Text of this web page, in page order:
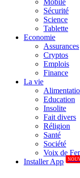
Mobile
Sécurité
Science
Tablette
Economie
Assurances
Cryptos
Emplois
Finance
La vie
Education
Insolite
Fait divers
Réligion
Santé
Société
Voix de
Installer App